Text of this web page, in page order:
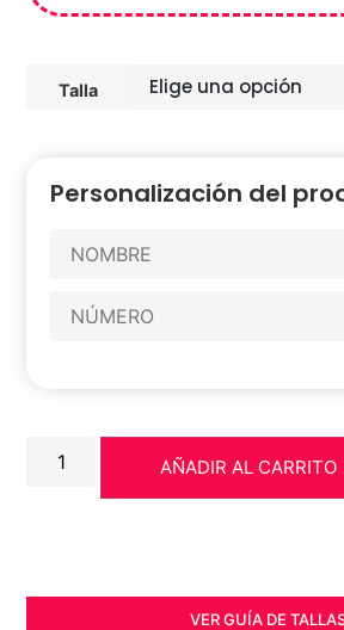
Talla
Personalización del
AÑADIR AL CARRITO
VER GUÍA DE